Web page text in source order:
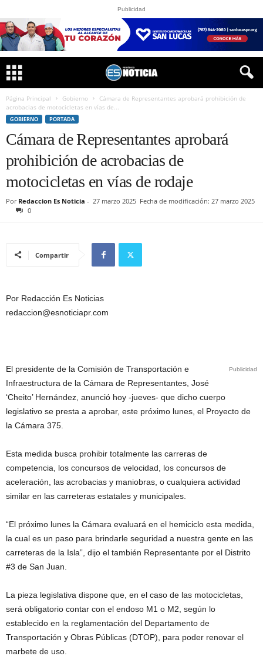
Publicidad
Página Principal Gobierno
Cámara de Representantes aprobará prohibición de
acrobacias de motocicletas en vías de...
GOBIERNO PORTADA
Cámara de Representantes aprobará
prohibición de acrobacias de
motocicletas en vías de rodaje
Por Redaccion Es Noticia - 27 marzo 2025 Fecha de modificación: 27 marzo 2025
0
Compartir
Por Redacción Es Noticias
redaccion@esnoticiapr.com
Publicidad
El presidente de la Comisión de Transportación e
Infraestructura de la Cámara de Representantes, José
‘Cheito’ Hernández, anunció hoy -jueves- que dicho cuerpo
legislativo se presta a aprobar, este próximo lunes, el Proyecto de
la Cámara 375.
Esta medida busca prohibir totalmente las carreras de
competencia, los concursos de velocidad, los concursos de
aceleración, las acrobacias y maniobras, o cualquiera actividad
similar en las carreteras estatales y municipales.
“El próximo lunes la Cámara evaluará en el hemiciclo esta medida,
la cual es un paso para brindarle seguridad a nuestra gente en las
carreteras de la Isla”, dijo el también Representante por el Distrito
#3 de San Juan.
La pieza legislativa dispone que, en el caso de las motocicletas,
será obligatorio contar con el endoso M1 o M2, según lo
establecido en la reglamentación del Departamento de
Transportación y Obras Públicas (DTOP), para poder renovar el
marbete de uso.